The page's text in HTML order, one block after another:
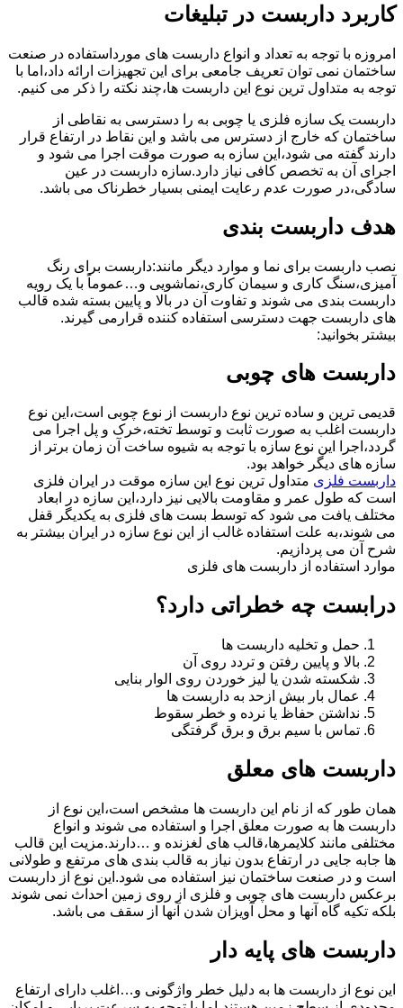
کاربرد داربست در تبلیغات
امروزه با توجه به تعداد و انواع داربست های مورداستفاده در صنعت
ساختمان نمی توان تعریف جامعی برای این تجهیزات ارائه داد،اما با
توجه به متداول ترین نوع این داربست ها،چند نکته را ذکر می کنیم.
داربست یک سازه فلزی یا چوبی به را دسترسی به نقاطی از
ساختمان که خارج از دسترس می باشد و این نقاط در ارتفاع قرار
دارند گفته می شود،این سازه به صورت موقت اجرا می شود و
اجرای آن به تخصص کافی نیاز دارد.سازه داربست در عین
سادگی،در صورت عدم رعایت ایمنی بسیار خطرناک می باشد.
هدف داربست بندی
نصب داربست برای نما و موارد دیگر مانند:داربست برای رنگ
آمیزی،سنگ کاری و سیمان کاری،نماشویی و…عموماً با یک رویه
داربست بندی می شوند و تفاوت آن در بالا و پایین بسته شده قالب
های داربست جهت دسترسی استفاده کننده قرارمی گیرند.
بیشتر بخوانید:
داربست های چوبی
قدیمی ترین و ساده ترین نوع داربست از نوع چوبی است،این نوع
داربست اغلب به صورت ثابت و توسط تخته،خرک و پل اجرا می
گردد،اجرا این نوع سازه با توجه به شیوه ساخت آن زمان برتر از
سازه های دیگر خواهد بود.
داربست فلزی متداول ترین نوع این سازه موقت در ایران فلزی
است که طول عمر و مقاومت بالایی نیز دارد،این سازه در ابعاد
مختلف یافت می شود که توسط بست های فلزی به یکدیگر قفل
می شوند،به علت استفاده غالب از این نوع سازه در ایران بیشتر به
شرح آن می پردازیم.
موارد استفاده از داربست های فلزی
درابست چه خطراتی دارد؟
حمل و تخلیه داربست ها
بالا و پایین رفتن و تردد روی آن
شکسته شدن یا لیز خوردن روی الوار بنایی
عمال بار بیش ازحد به داربست ها
نداشتن حفاظ یا نرده و خطر سقوط
تماس با سیم برق و برق گرفتگی
داربست های معلق
همان طور که از نام این داربست ها مشخص است،این نوع از
داربست ها به صورت معلق اجرا و استفاده می شوند و انواع
مختلفی مانند کلایمرها،قالب های لغزنده و …دارند.مزیت این قالب
ها جابه جایی در ارتفاع بدون نیاز به قالب بندی های مرتفع و طولانی
است و در صنعت ساختمان نیز استفاده می شود.این نوع از داربست
برعکس داربست های چوبی و فلزی از روی زمین احداث نمی شوند
بلکه تکیه گاه آنها و محل آویزان شدن آنها از سقف می باشد.
داربست های پایه دار
این نوع از داربست ها به دلیل خطر واژگونی و…اغلب دارای ارتفاع